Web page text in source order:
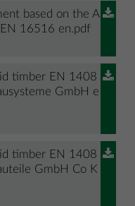
based on the A
16516 en.pdf
timber EN 1408
GmbH e
timber EN 1408
GmbH Co K